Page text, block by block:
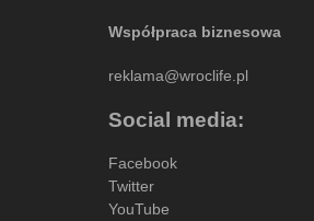
Współpraca biznesowa
reklama@wroclife.pl
Social media:
Facebook
Twitter
YouTube